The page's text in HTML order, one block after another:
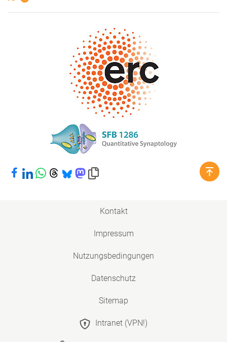
Bei Facebook teilen
Bei LinkedIn teilen
Bei WhatsApp teilen
Bei Threads teilen
Bei Bluesky teilen
Bei Mastodon teilen
Link in die Zwischenablage kopieren
Kontakt
Impressum
Nutzungsbedingungen
Datenschutz
Sitemap
Intranet (VPN!)